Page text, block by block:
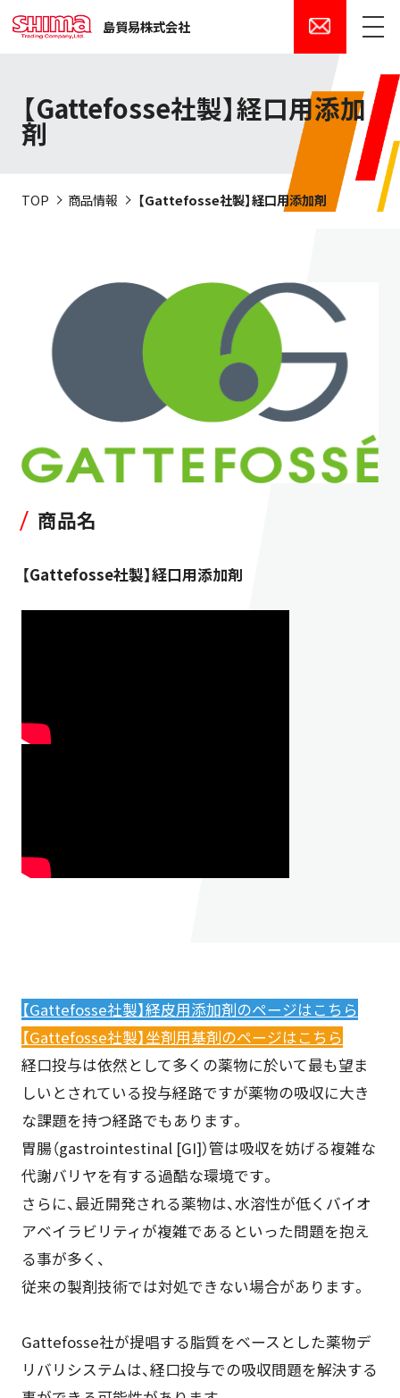
島貿易株式会社
【Gattefosse社製】経口用添加
剤
TOP 商品情報 【Gattefosse社製】経口用添加剤
商品名
【Gattefosse社製】経口用添加剤
【Gattefosse社製】経皮用添加剤のページはこちら
【Gattefosse社製】坐剤用基剤のページはこちら
経口投与は依然として多くの薬物に於いて最も望ま
しいとされている投与経路ですが薬物の吸収に大き
な課題を持つ経路でもあります。
胃腸（gastrointestinal [GI]）管は吸収を妨げる複雑な
代謝バリヤを有する過酷な環境です。
さらに、最近開発される薬物は、水溶性が低くバイオ
アベイラビリティが複雑であるといった問題を抱え
る事が多く、
従来の製剤技術では対処できない場合があります。
Gattefosse社が提唱する脂質をベースとした薬物デ
リバリシステムは、経口投与での吸収問題を解決する